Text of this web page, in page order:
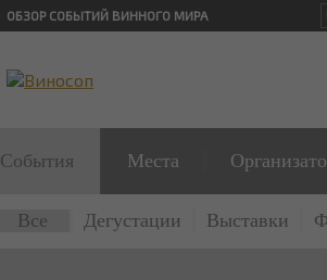
ОБЗОР СОБЫТИЙ ВИННОГО МИРА
События
Все Дегустации Выставки
Места